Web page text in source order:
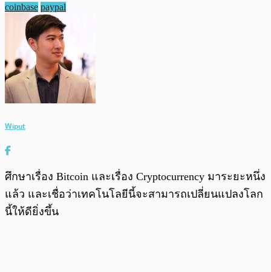
coinbase paypal
Wiput
ศึกษาเรื่อง Bitcoin และเรื่อง Cryptocurrency มาระยะหนึ่ง
แล้ว และเชื่อว่าเทคโนโลยีนี้จะสามารถเปลี่ยนแปลงโลก
นี้ให้ดียิ่งขึ้น